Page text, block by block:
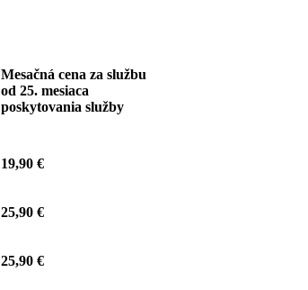
Mesačná cena za službu
od 25. mesiaca
poskytovania služby
19,90 €
25,90 €
25,90 €